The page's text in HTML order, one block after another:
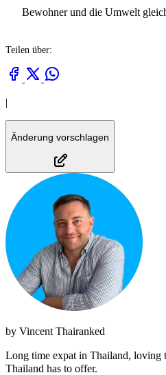
Bewohner und die Umwelt
Teilen über:
|
Änderung vorschlagen
by Vincent Thairanked
Long time expat in Thailand, loving
Thailand has to offer.